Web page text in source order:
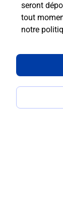
seront
tout
notre
en ligne
retour
déplacer